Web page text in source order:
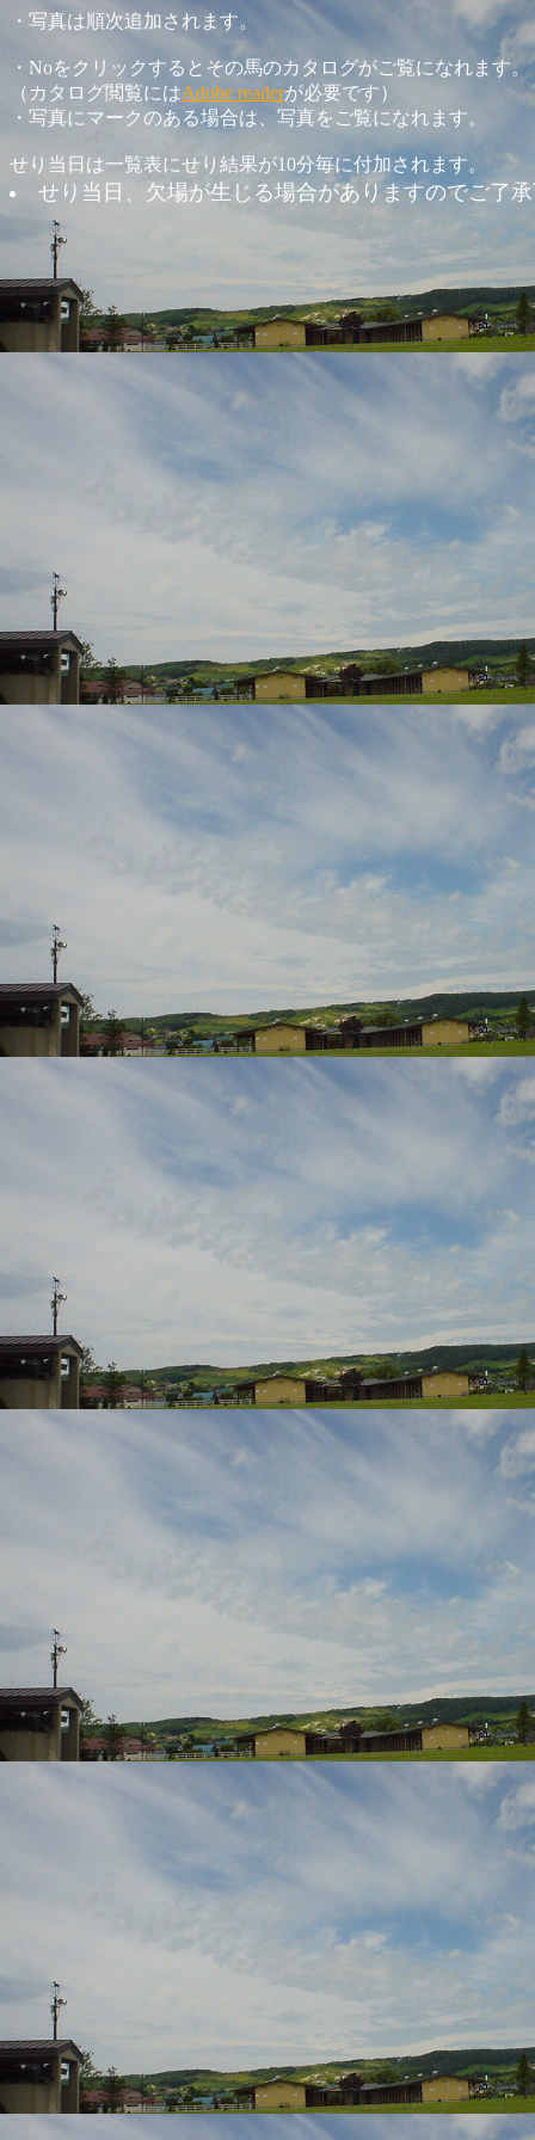
・写真は順次追加されます。
・Noをクリックするとその馬のカタログがご覧になれます。
（カタログ閲覧にはAdobe readerが必要です）
・写真にマークのある場合は、写真をご覧になれます。
せり当日は一覧表にせり結果が10分毎に付加されます。
せり当日、欠場が生じる場合がありますのでご了